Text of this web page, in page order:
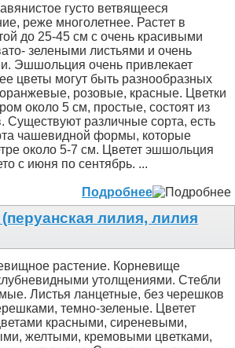
густо ветвящееся
реже многолетнее. Растет в
до 25-45 см с очень красивыми
зелеными листьями и очень
Эшшольция очень привлекает
цветы могут быть разнообразных
розовые, красные. Цветки
около 5 см, простые, состоят из
Существуют различные сорта, есть
чашевидной формы, которые
около 5-7 см. Цветет эшшольция
с июня по сентябрь. ...
Подробнее
лилия, лилия
растение. Корневище
утолщениями. Стебли
Листья ланцетные, без черешков
темно-зеленые. Цветет
красными, сиреневыми,
желтыми, кремовыми цветками,